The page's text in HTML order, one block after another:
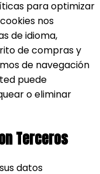
para optimizar
nos
de idioma,
de compras y
de navegación
puede
o eliminar
Terceros
datos